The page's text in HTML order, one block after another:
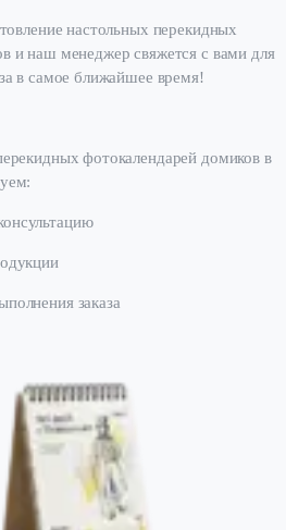
настольных перекидных
и наш менеджер свяжется с вами для
в самое ближайшее время!
фотокалендарей домиков в
заказа